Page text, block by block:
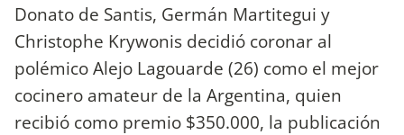
Donato de Santis, Germán Martitegui y
Christophe Krywonis decidió coronar al
polémico Alejo Lagouarde (26) como el mejor
cocinero amateur de la Argentina, quien
recibió como premio $350.000, la publicación